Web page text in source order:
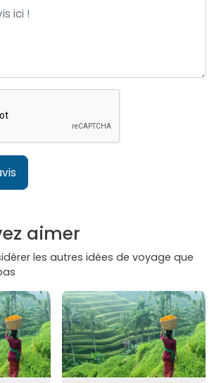
aimer
les autres idées de voyage que